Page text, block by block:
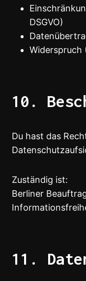
DSGVO)
Widerspruch
10.
Du hast das
Zuständig ist:
Berliner
11.